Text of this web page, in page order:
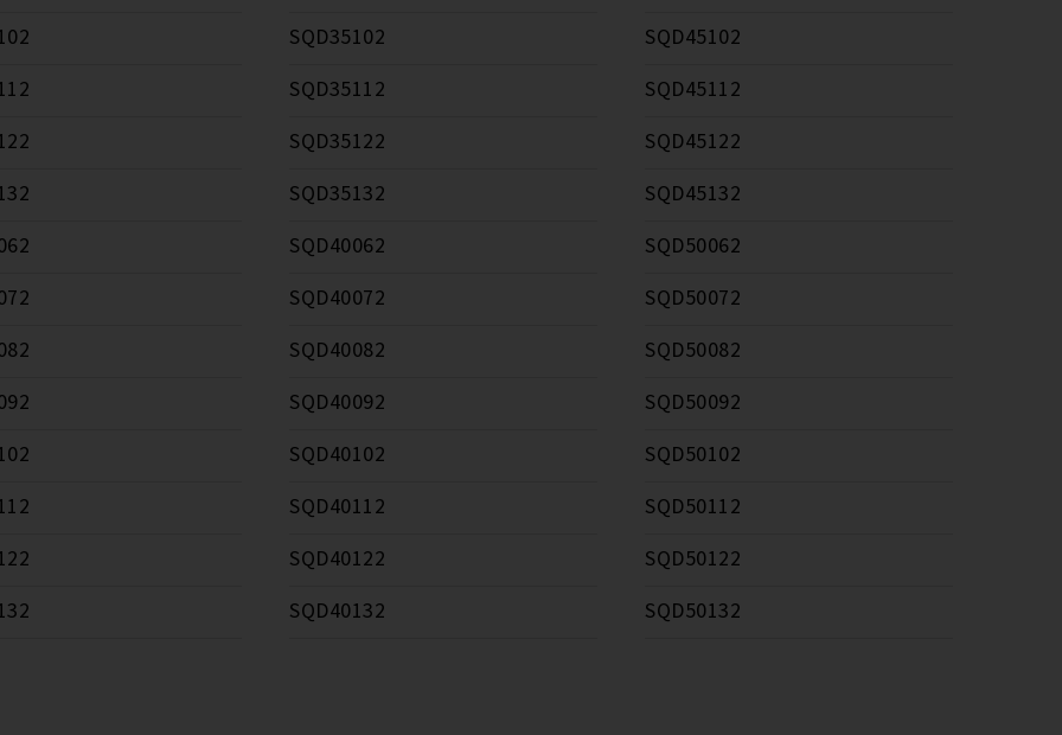
SQD35102
SQD35112
SQD35122
SQD35132
SQD40062
SQD40072
SQD40082
SQD40092
SQD40102
SQD40112
SQD40122
SQD40132
SQD45102
SQD45112
SQD45122
SQD45132
SQD50062
SQD50072
SQD50082
SQD50092
SQD50102
SQD50112
SQD50122
SQD50132